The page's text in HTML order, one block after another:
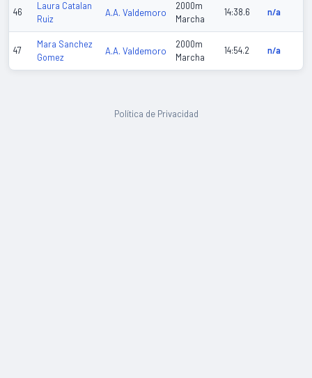
46
Laura Catalan
Ruiz
A.A. Valdemoro
2000m
Marcha
14:38.6 n/a
47
Mara Sanchez
Gomez
A.A. Valdemoro
2000m
Marcha
14:54.2 n/a
Política de Privacidad